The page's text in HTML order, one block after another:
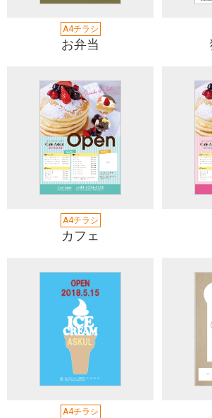
A4チラシ
お弁当
A4チラシ
カフェ
A4チラシ